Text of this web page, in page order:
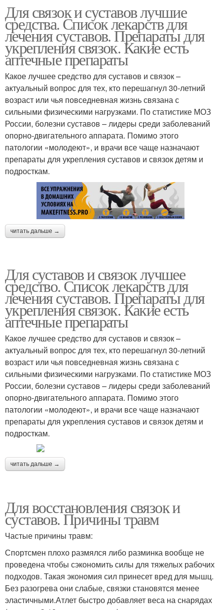
Для связок и суставов лучшие
средства. Список лекарств для
лечения суставов. Препараты для
укрепления связок. Какие есть
аптечные препараты
Какое лучшее средство для суставов и связок –
актуальный вопрос для тех, кто перешагнул 30-летний
возраст или чья повседневная жизнь связана с
сильными физическими нагрузками. По статистике МОЗ
России, болезни суставов – лидеры среди заболеваний
опорно-двигательного аппарата. Помимо этого
патологии «молодеют», и врачи все чаще назначают
препараты для укрепления суставов и связок детям и
подросткам.
читать дальше →
Для суставов и связок лучшее
средство. Список лекарств для
лечения суставов. Препараты для
укрепления связок. Какие есть
аптечные препараты
Какое лучшее средство для суставов и связок –
актуальный вопрос для тех, кто перешагнул 30-летний
возраст или чья повседневная жизнь связана с
сильными физическими нагрузками. По статистике МОЗ
России, болезни суставов – лидеры среди заболеваний
опорно-двигательного аппарата. Помимо этого
патологии «молодеют», и врачи все чаще назначают
препараты для укрепления суставов и связок детям и
подросткам.
читать дальше →
Для восстановления связок и
суставов. Причины травм
Частые причины травм:
Спортсмен плохо размялся либо разминка вообще не
проведена чтобы сэкономить силы для тяжелых рабочих
подходов. Такая экономия сил принесет вред для мышц.
Без разогрева они слабые, связки становятся менее
эластичными.Атлет быстро добавляет веса на снарядах